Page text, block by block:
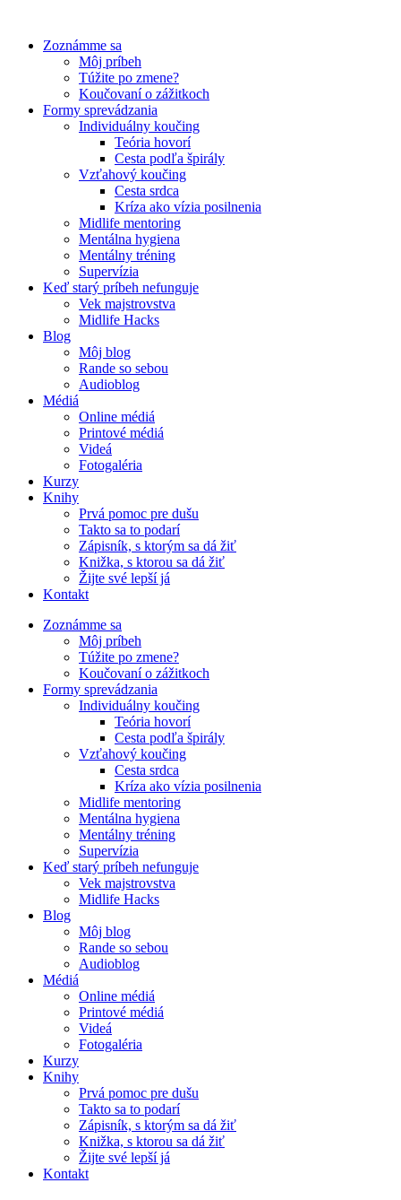
obsah
Zoznámme sa
Môj príbeh
Túžite po zmene?
Koučovaní o zážitkoch
Formy sprevádzania
Individuálny koučing
Teória hovorí
Cesta podľa špirály
Vzťahový koučing
Cesta srdca
Kríza ako vízia posilnenia
Midlife mentoring
Mentálna hygiena
Mentálny tréning
Supervízia
Keď starý príbeh nefunguje
Vek majstrovstva
Midlife Hacks
Blog
Môj blog
Rande so sebou
Audioblog
Médiá
Online médiá
Printové médiá
Videá
Fotogaléria
Kurzy
Knihy
Prvá pomoc pre dušu
Takto sa to podarí
Zápisník, s ktorým sa dá žiť
Knižka, s ktorou sa dá žiť
Žijte své lepší já
Kontakt
Zoznámme sa
Môj príbeh
Túžite po zmene?
Koučovaní o zážitkoch
Formy sprevádzania
Individuálny koučing
Teória hovorí
Cesta podľa špirály
Vzťahový koučing
Cesta srdca
Kríza ako vízia posilnenia
Midlife mentoring
Mentálna hygiena
Mentálny tréning
Supervízia
Keď starý príbeh nefunguje
Vek majstrovstva
Midlife Hacks
Blog
Môj blog
Rande so sebou
Audioblog
Médiá
Online médiá
Printové médiá
Videá
Fotogaléria
Kurzy
Knihy
Prvá pomoc pre dušu
Takto sa to podarí
Zápisník, s ktorým sa dá žiť
Knižka, s ktorou sa dá žiť
Žijte své lepší já
Kontakt